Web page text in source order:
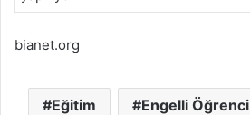
bianet.org
Eğitim Engelli Öğrenci